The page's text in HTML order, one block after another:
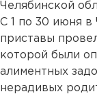
Челябинской
С 1 по 30 июня в
приставы
которой были
алиментных
нерадивых